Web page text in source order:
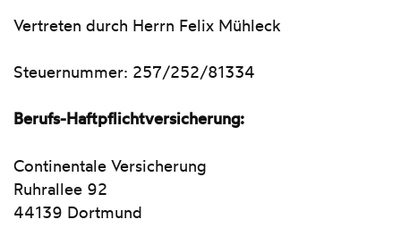
Vertreten durch Herrn Felix Mühleck
Steuernummer: 257/252/81334
Berufs-Haftpflichtversicherung:
Continentale Versicherung
Ruhrallee 92
44139 Dortmund